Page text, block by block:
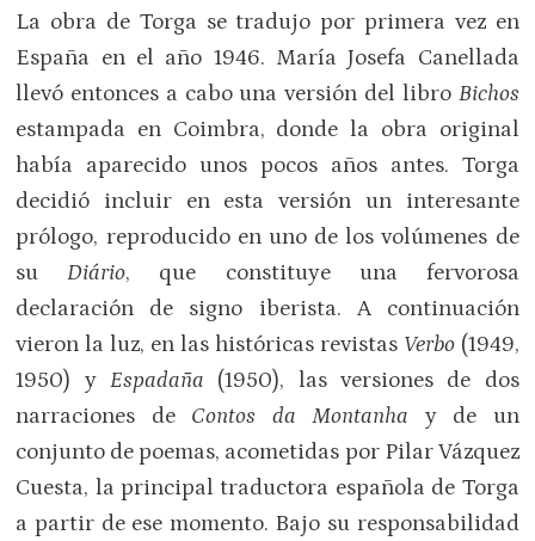
La obra de Torga se tradujo por primera vez en
España en el año 1946. María Josefa Canellada
llevó entonces a cabo una versión del libro Bichos
estampada en Coimbra, donde la obra original
había aparecido unos pocos años antes. Torga
decidió incluir en esta versión un interesante
prólogo, reproducido en uno de los volúmenes de
suDiário, que constituye una fervorosa
declaración de signo iberista. A continuación
vieron la luz, en las históricas revistas Verbo(1949,
1950) yEspadaña (1950), las versiones de dos
narraciones de Contos da Montanha y de un
conjunto de poemas, acometidas por Pilar Vázquez
Cuesta, la principal traductora española de Torga
a partir de ese momento. Bajo su responsabilidad